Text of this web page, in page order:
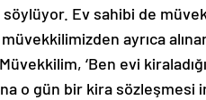
söylüyor. Ev sahibi de
ayrıca
‘Ben evi
o gün bir kira sözleşmesi